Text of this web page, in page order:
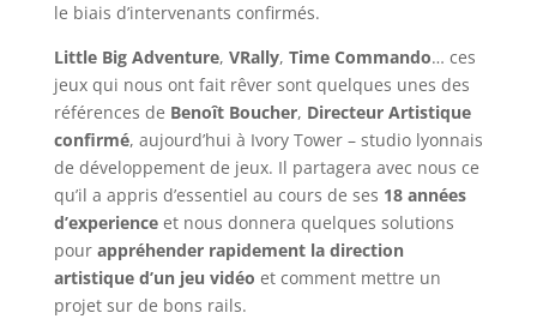
le biais d’intervenants confirmés.
Little Big Adventure, VRally, Time Commando… ces
jeux qui nous ont fait rêver sont quelques unes des
références de Benoît Boucher, Directeur Artistique
confirmé, aujourd’hui à Ivory Tower – studio lyonnais
de développement de jeux. Il partagera avec nous ce
qu’il a appris d’essentiel au cours de ses 18 années
d’experienceet nous donnera quelques solutions
pour appréhender rapidement la direction
artistique d’un jeu vidéo et comment mettre un
projet sur de bons rails.